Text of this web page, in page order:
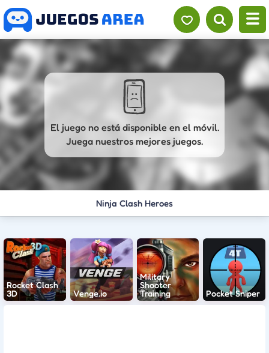
El juego no está disponible en el móvil.
Juega nuestros mejores juegos.
Ninja Clash Heroes
Rocket Clash
3D
Venge.io
Military
Shooter
Training
Pocket Sniper